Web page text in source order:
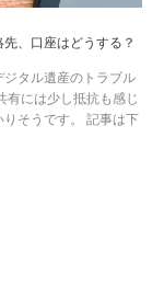
、口座はどうする？
タル遺産のトラブル
有には少し抵抗も感じ
そうです。 記事は下